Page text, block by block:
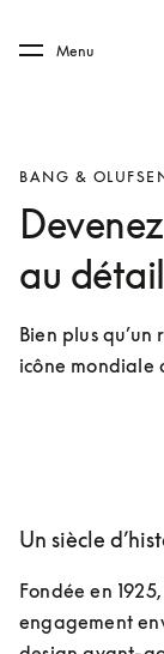
Skip to
Menu
BANG &
au détail
Bien plus
icône mondiale
Un siècle
Fondée en
engagement